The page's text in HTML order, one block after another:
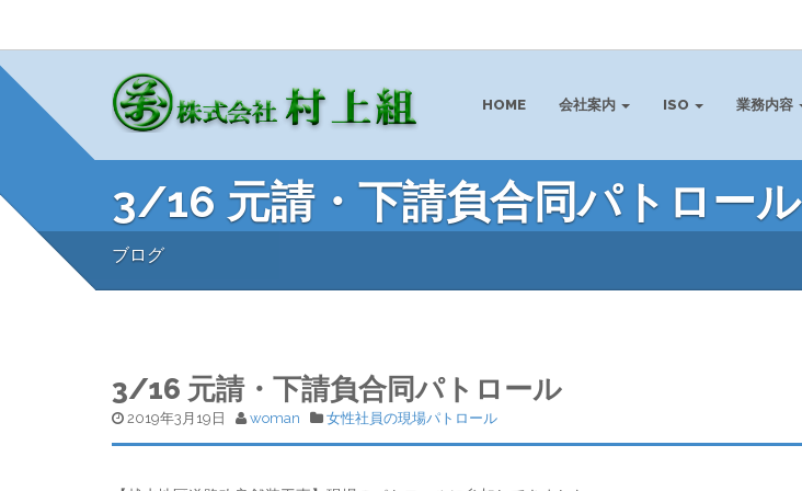
HOME 会社案内 ISO 業務内容
3/16 元請・下請負合同パトロール
ブログ
3/16 元請・下請負合同パトロール
2019年3月19日 woman 女性社員の現場パトロール